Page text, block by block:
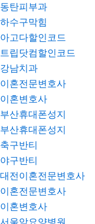
동탄피부과
하수구막힘
아고다할인코드
트립닷컴할인코드
강남치과
이혼전문변호사
이혼변호사
부산휴대폰성지
부산휴대폰성지
축구반티
야구반티
대전이혼전문변호사
이혼전문변호사
이혼변호사
서울암요양병원